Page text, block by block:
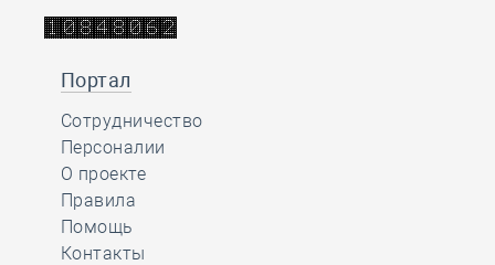
Портал
Сотрудничество
Персоналии
О проекте
Правила
Помощь
Контакты